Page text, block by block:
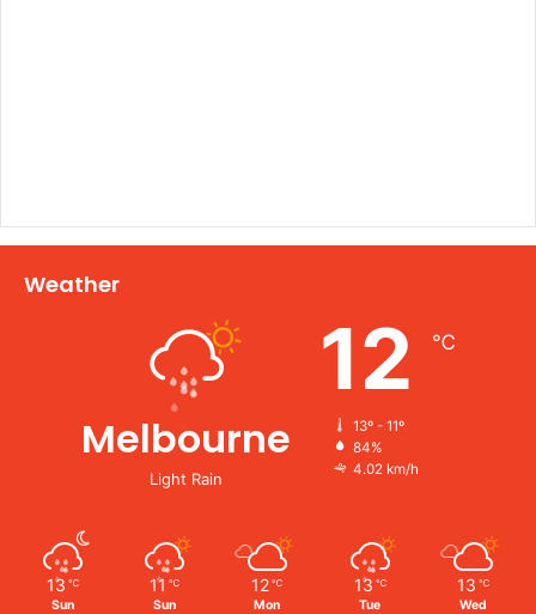
Weather
Melbourne
Light Rain
12 ℃
13º - 11º
84%
4.02 km/h
13 ℃
Sun
11 ℃
Sun
12 ℃
Mon
13 ℃
Tue
13 ℃
Wed